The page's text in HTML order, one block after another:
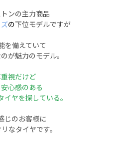
ンの主力商品
の下位モデルですが
を備えていて
が魅力のモデル。
視だけど
心感のある
イヤを探している。
じのお客様に
なタイヤです。